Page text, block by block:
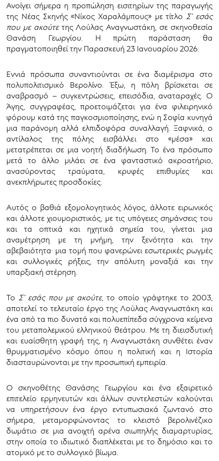
Ανοίγει σήμερα η προπώληση εισιτηρίων της παραγωγής
της Νέας Σκηνής «Νίκος Χαραλάμπους» με τίτλο Σ’ εσάς
που με ακούτετης Λούλας Αναγνωστάκη, σε σκηνοθεσία
Θανάση Γεωργίου. Η πρώτη παράσταση θα
πραγματοποιηθεί την Παρασκευή 23 Ιανουαρίου 2026.
Εννιά πρόσωπα συναντιούνται σε ένα διαμέρισμα στο
πολυπολιτισμικό Βερολίνο. Έξω, η πόλη βρίσκεται σε
αναβρασμό – συγκεντρώσεις, επεισόδια, αναταραχές. Ο
Άγης, συγγραφέας, προετοιμάζεται για ένα φιλειρηνικό
φόρουμ κατά της παγκοσμιοποίησης, ενώ η Σοφία κυνηγά
μια παράνομη αλλά ελπιδοφόρα συναλλαγή. Ξαφνικά, ο
αντίλαλος της πόλης εισβάλλει στο «μέσα» και
μετατρέπεται σε μια νοητή διαδήλωση. Το ένα πρόσωπο
μετά το άλλο μιλάει σε ένα φανταστικό ακροατήριο,
ανασύροντας τραύματα, κρυφές επιθυμίες και
ανεκπλήρωτες προσδοκίες.
Αυτός ο βαθιά εξομολογητικός λόγος, άλλοτε ειρωνικός
και άλλοτε χιουμοριστικός, με τις υπόγειες σημάνσεις του
και τα οπτικά και ηχητικά σημεία του, γίνεται μια
αναμέτρηση με τη μνήμη, την ξενότητα και την
αβεβαιότητα· μια τομή που φανερώνει εσωτερικές ρωγμές
και συλλογικές ρήξεις, την απόλυτη μοναξιά και την
υπαρξιακή στέρηση.
ΤοΣ’ εσάς που με ακούτε, το οποίο γράφτηκε το 2003,
αποτελεί το τελευταίο έργο της Λούλας Αναγνωστάκη και
ένα από τα πιο δυνατά και πολυεπίπεδα σύγχρονα κείμενα
του μεταπολεμικού ελληνικού θεάτρου. Με τη διεισδυτική
και ευαίσθητη γραφή της, η Αναγνωστάκη συνθέτει έναν
θρυμματισμένο κόσμο όπου η πολιτική και η Ιστορία
διασταυρώνονται με την προσωπική εμπειρία.
Ο σκηνοθέτης Θανάσης Γεωργίου και ένα εξαιρετικό
επιτελείο ερμηνευτών και άλλων συντελεστών καλούνται
να υπηρετήσουν ένα έργο εντυπωσιακά ζωντανό στο
σήμερα, μεταμορφώνοντας το κλειστό βερολινέζικο
δωμάτιο σε μια ανοιχτή αρένα σιωπηλής διαμαρτυρίας,
στην οποία το ιδιωτικό διαπλέκεται με το δημόσιο και το
ατομικό με το συλλογικό βίωμα.